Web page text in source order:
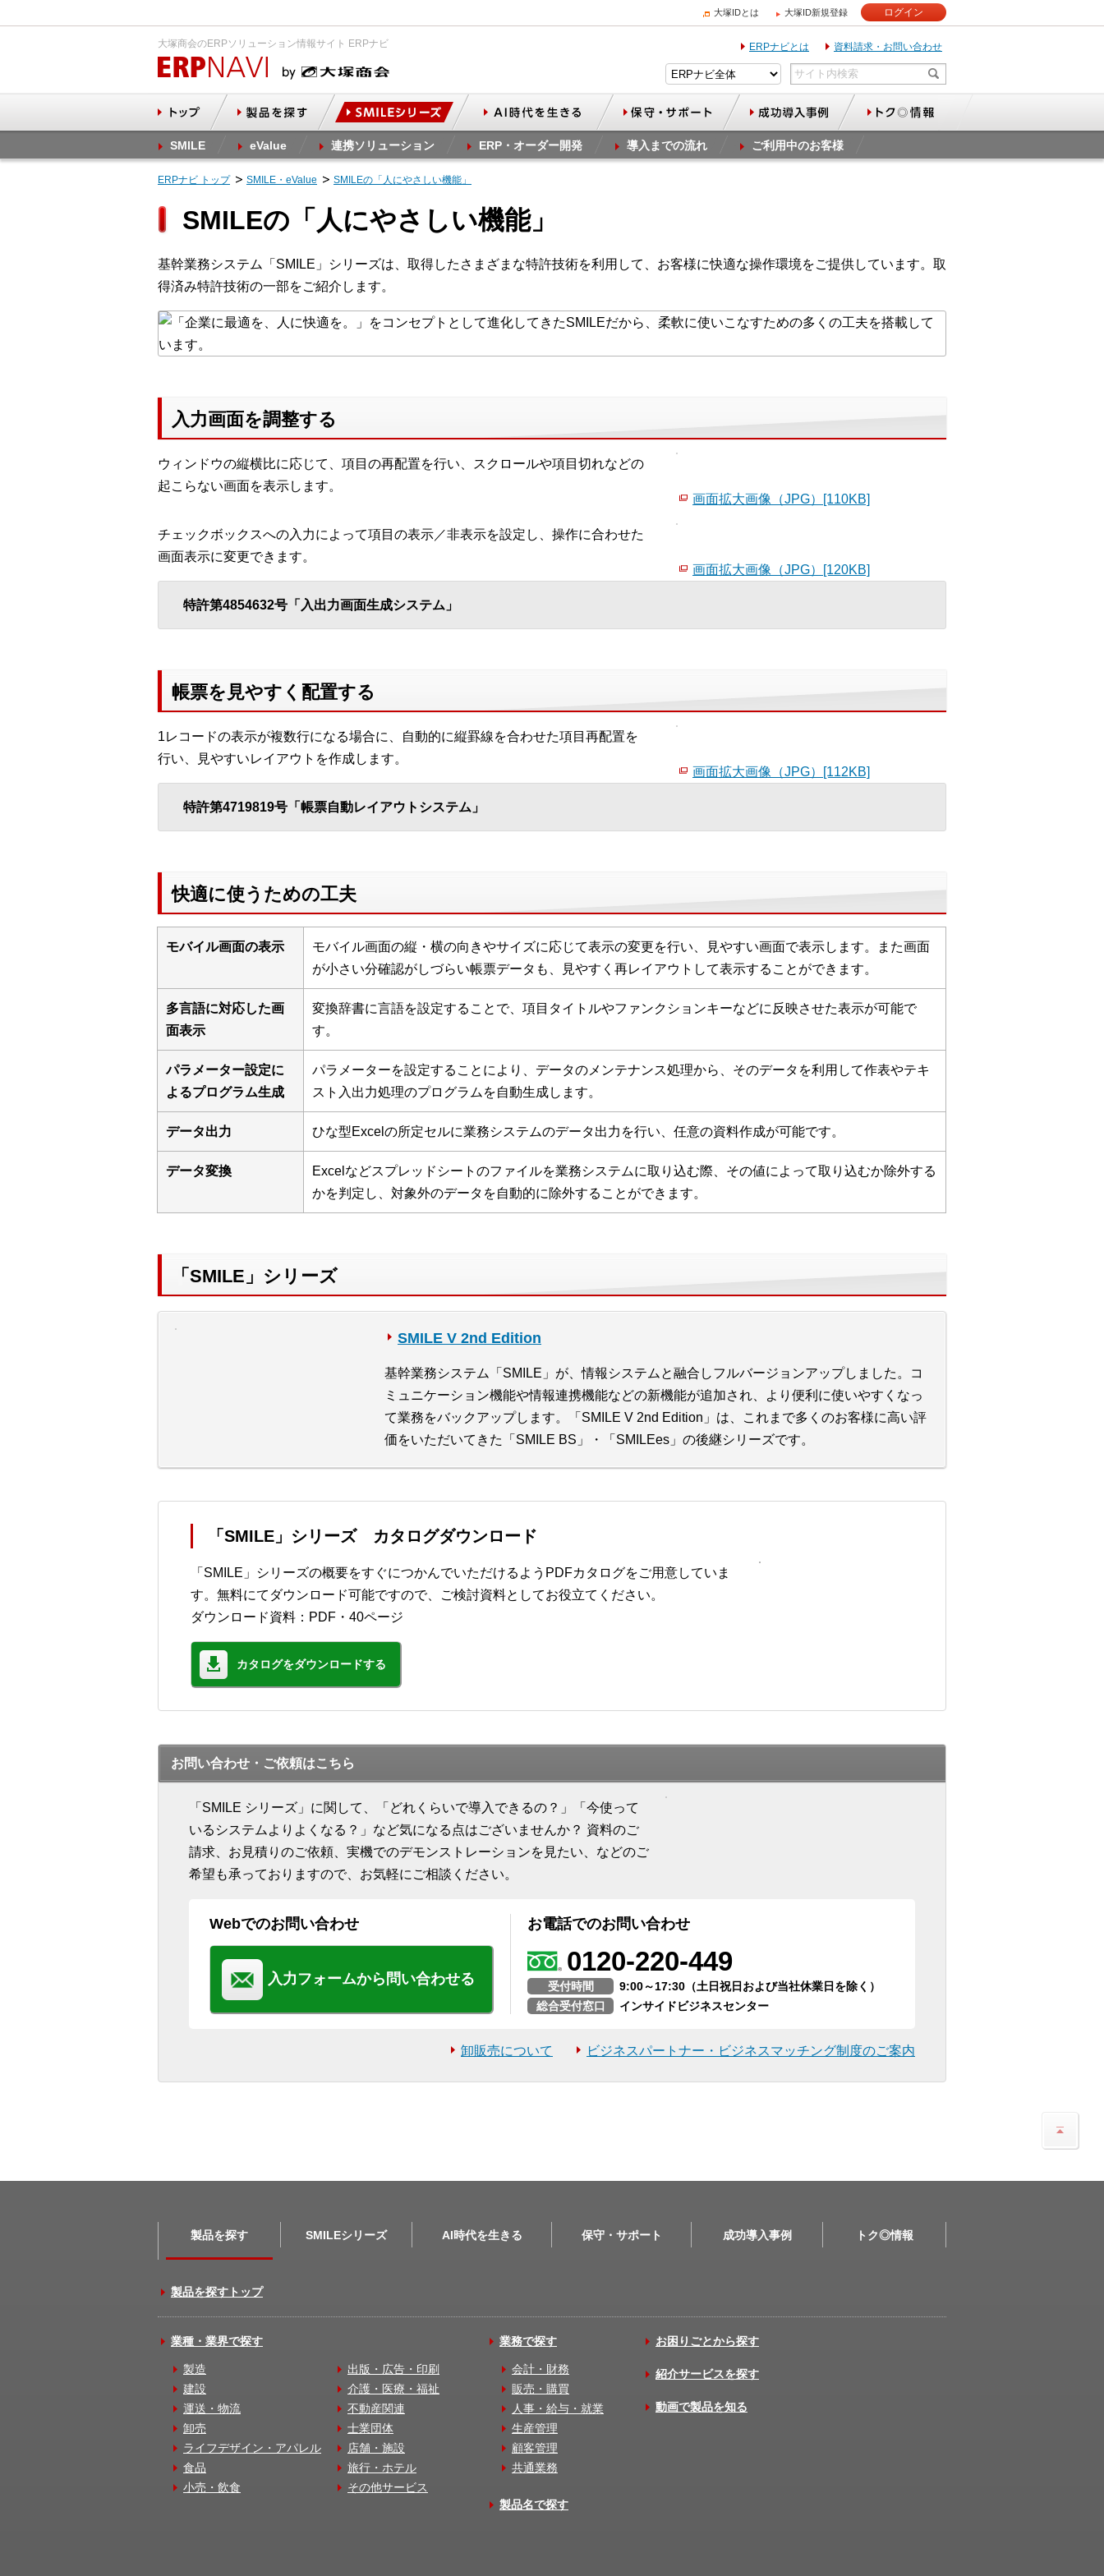
大塚IDとは 大塚ID新規登録 ログイン
大塚商会のERPソリューション情報サイト ERPナビ ERPナビとは 資料請求・お問い合わせ
SMILE eValue 連携ソリューション ERP・オーダー開発 導入までの流れ ご利用中のお客様
ERPナビ トップ SMILE・eValue SMILEの「人にやさしい機能」
SMILEの「人にやさしい機能」
基幹業務システム「SMILE」シリーズは、取得したさまざまな特許技術を利用して、お客様に快適な操作環境をご提供しています。取
得済み特許技術の一部をご紹介します。
入力画面を調整する
ウィンドウの縦横比に応じて、項目の再配置を行い、スクロールや項目切れなどの
起こらない画面を表示します。
画面拡大画像（JPG）[110KB]
チェックボックスへの入力によって項目の表示／非表示を設定し、操作に合わせた
画面表示に変更できます。
画面拡大画像（JPG）[120KB]
特許第4854632号「入出力画面生成システム」
帳票を見やすく配置する
1レコードの表示が複数行になる場合に、自動的に縦罫線を合わせた項目再配置を
行い、見やすいレイアウトを作成します。
画面拡大画像（JPG）[112KB]
特許第4719819号「帳票自動レイアウトシステム」
快適に使うための工夫
モバイル画面の表示
モバイル画面の縦・横の向きやサイズに応じて表示の変更を行い、見やすい画面で表示します。また画面
が小さい分確認がしづらい帳票データも、見やすく再レイアウトして表示することができます。
多言語に対応した画
面表示
変換辞書に言語を設定することで、項目タイトルやファンクションキーなどに反映させた表示が可能で
す。
パラメーター設定に
よるプログラム生成
パラメーターを設定することにより、データのメンテナンス処理から、そのデータを利用して作表やテキ
スト入出力処理のプログラムを自動生成します。
データ出力 ひな型Excelの所定セルに業務システムのデータ出力を行い、任意の資料作成が可能です。
データ変換
Excelなどスプレッドシートのファイルを業務システムに取り込む際、その値によって取り込むか除外する
かを判定し、対象外のデータを自動的に除外することができます。
「SMILE」シリーズ
SMILE V 2nd Edition
基幹業務システム「SMILE」が、情報システムと融合しフルバージョンアップしました。コ
ミュニケーション機能や情報連携機能などの新機能が追加され、より便利に使いやすくなっ
て業務をバックアップします。「SMILE V 2nd Edition」は、これまで多くのお客様に高い評
価をいただいてきた「SMILE BS」・「SMILEes」の後継シリーズです。
「SMILE」シリーズ カタログダウンロード
「SMILE」シリーズの概要をすぐにつかんでいただけるようPDFカタログをご用意していま
す。無料にてダウンロード可能ですので、ご検討資料としてお役立てください。
ダウンロード資料：PDF・40ページ
カタログをダウンロードする
お問い合わせ・ご依頼はこちら
「SMILE シリーズ」に関して、「どれくらいで導入できるの？」「今使って
いるシステムよりよくなる？」など気になる点はございませんか？ 資料のご
請求、お見積りのご依頼、実機でのデモンストレーションを見たい、などのご
希望も承っておりますので、お気軽にご相談ください。
Webでのお問い合わせ
入力フォームから問い合わせる
お電話でのお問い合わせ
0120-220-449
受付時間
9:00～17:30（土日祝日および当社休業日を除く）
総合受付窓口
インサイドビジネスセンター
卸販売について ビジネスパートナー・ビジネスマッチング制度のご案内
製品を探す SMILEシリーズ AI時代を生きる 保守・サポート 成功導入事例 トク◎情報
製品を探すトップ
業種・業界で探す
製造
建設
運送・物流
卸売
ライフデザイン・アパレル
食品
小売・飲食
出版・広告・印刷
介護・医療・福祉
不動産関連
士業団体
店舗・施設
旅行・ホテル
その他サービス
業務で探す
会計・財務
販売・購買
人事・給与・就業
生産管理
顧客管理
共通業務
製品名で探す
お困りごとから探す
紹介サービスを探す
動画で製品を知る